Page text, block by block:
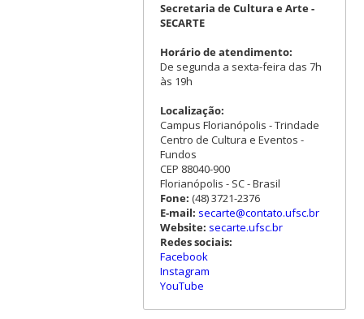
Secretaria de Cultura e Arte -
SECARTE
Horário de atendimento:
De segunda a sexta-feira das 7h
às 19h
Localização:
Campus Florianópolis - Trindade
Centro de Cultura e Eventos -
Fundos
CEP 88040-900
Florianópolis - SC - Brasil
Fone: (48) 3721-2376
E-mail: secarte@contato.ufsc.br
Website: secarte.ufsc.br
Redes sociais:
Facebook
Instagram
YouTube